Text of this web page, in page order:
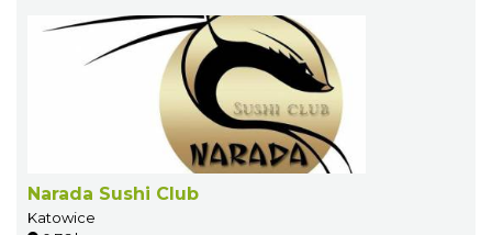
Narada Sushi Club
Katowice